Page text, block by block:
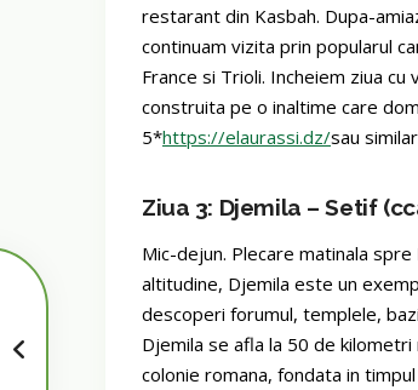
restarant din Kasbah. Dupa-
continuam vizita prin popularul
France si Trioli. Incheiem ziua cu
construita pe o inaltime care
5*https://elaurassi.dz/sau
Ziua 3: Djemila – Setif
Mic-dejun. Plecare matinala spre
altitudine, Djemila este un
descoperi forumul, templele,
Djemila se afla la 50 de
colonie romana, fondata in